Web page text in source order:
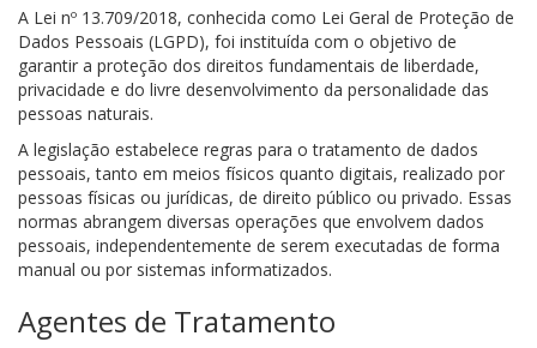
A Lei nº 13.709/2018, conhecida como Lei Geral de Proteção de
Dados Pessoais (LGPD), foi instituída com o objetivo de
garantir a proteção dos direitos fundamentais de liberdade,
privacidade e do livre desenvolvimento da personalidade das
pessoas naturais.
A legislação estabelece regras para o tratamento de dados
pessoais, tanto em meios físicos quanto digitais, realizado por
pessoas físicas ou jurídicas, de direito público ou privado. Essas
normas abrangem diversas operações que envolvem dados
pessoais, independentemente de serem executadas de forma
manual ou por sistemas informatizados.
Agentes de Tratamento